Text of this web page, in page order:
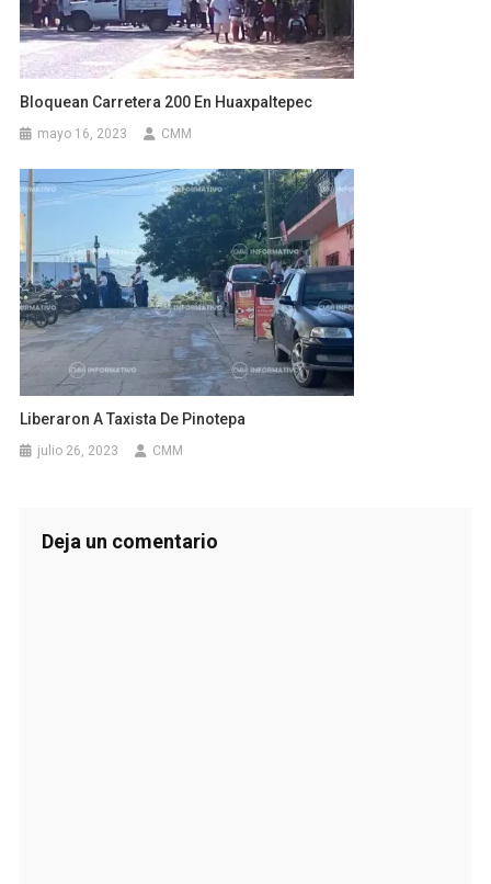
Bloquean Carretera 200 En Huaxpaltepec
mayo 16, 2023 CMM
Liberaron A Taxista De Pinotepa
julio 26, 2023 CMM
Deja un comentario